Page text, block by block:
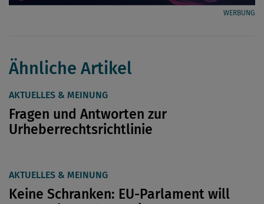
WERBUNG
Ähnliche Artikel
AKTUELLES & MEINUNG
Fragen und Antworten zur
Urheberrechtsrichtlinie
AKTUELLES & MEINUNG
Keine Schranken: EU-Parlament will